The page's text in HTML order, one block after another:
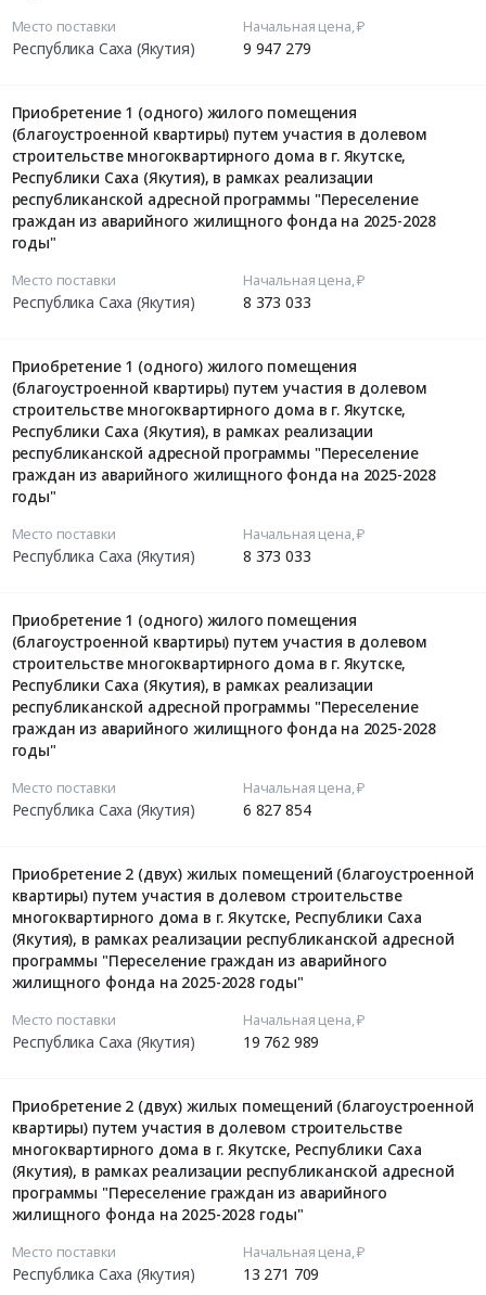
Место поставки
Республика Саха (Якутия)
Начальная цена, ₽
9 947 279
Приобретение 1 (одного) жилого помещения
(благоустроенной квартиры) путем участия в долевом
строительстве многоквартирного дома в г. Якутске,
Республики Саха (Якутия), в рамках реализации
республиканской адресной программы "Переселение
граждан из аварийного жилищного фонда на 2025-2028
годы"
Место поставки
Республика Саха (Якутия)
Начальная цена, ₽
8 373 033
Приобретение 1 (одного) жилого помещения
(благоустроенной квартиры) путем участия в долевом
строительстве многоквартирного дома в г. Якутске,
Республики Саха (Якутия), в рамках реализации
республиканской адресной программы "Переселение
граждан из аварийного жилищного фонда на 2025-2028
годы"
Место поставки
Республика Саха (Якутия)
Начальная цена, ₽
8 373 033
Приобретение 1 (одного) жилого помещения
(благоустроенной квартиры) путем участия в долевом
строительстве многоквартирного дома в г. Якутске,
Республики Саха (Якутия), в рамках реализации
республиканской адресной программы "Переселение
граждан из аварийного жилищного фонда на 2025-2028
годы"
Место поставки
Республика Саха (Якутия)
Начальная цена, ₽
6 827 854
Приобретение 2 (двух) жилых помещений (благоустроенной
квартиры) путем участия в долевом строительстве
многоквартирного дома в г. Якутске, Республики Саха
(Якутия), в рамках реализации республиканской адресной
программы "Переселение граждан из аварийного
жилищного фонда на 2025-2028 годы"
Место поставки
Республика Саха (Якутия)
Начальная цена, ₽
19 762 989
Приобретение 2 (двух) жилых помещений (благоустроенной
квартиры) путем участия в долевом строительстве
многоквартирного дома в г. Якутске, Республики Саха
(Якутия), в рамках реализации республиканской адресной
программы "Переселение граждан из аварийного
жилищного фонда на 2025-2028 годы"
Место поставки
Республика Саха (Якутия)
Начальная цена, ₽
13 271 709